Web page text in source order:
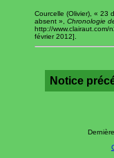
Courcelle (Olivier), « 23
absent », Chronologie
http://www.clairaut.com/
février 2012].
Notice